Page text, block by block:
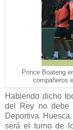
Prince Boateng
compañeros
Habiendo dicho
del Rey no debe
Deportiva
será el turno de